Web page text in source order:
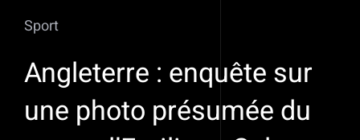
Sport
Angleterre : enquête sur
une photo présumée du